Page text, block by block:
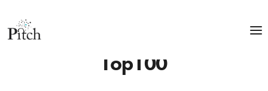
Top100